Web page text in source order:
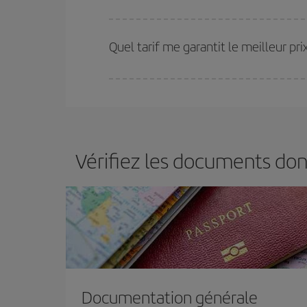
plus économiques (touristiques). Par
Quel tarif me garantit le meilleur
Vérifiez les documents
Documentation générale